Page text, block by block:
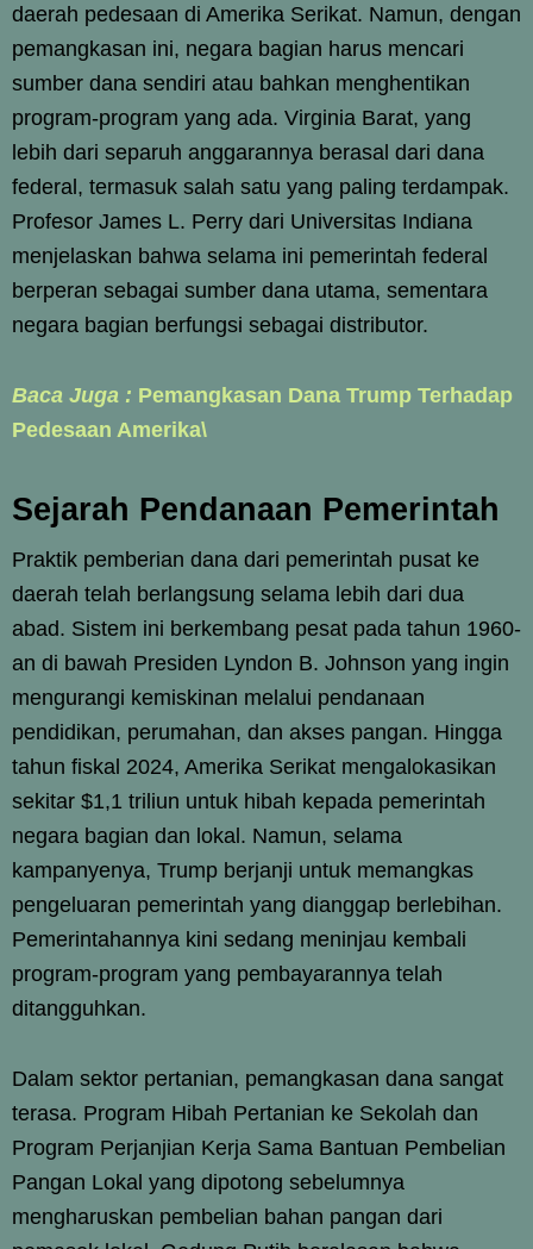
daerah pedesaan di Amerika Serikat. Namun, dengan
pemangkasan ini, negara bagian harus mencari
sumber dana sendiri atau bahkan menghentikan
program-program yang ada. Virginia Barat, yang
lebih dari separuh anggarannya berasal dari dana
federal, termasuk salah satu yang paling terdampak.
Profesor James L. Perry dari Universitas Indiana
menjelaskan bahwa selama ini pemerintah federal
berperan sebagai sumber dana utama, sementara
negara bagian berfungsi sebagai distributor.
Baca Juga : Pemangkasan Dana Trump Terhadap
Pedesaan Amerika\
Sejarah Pendanaan Pemerintah
Praktik pemberian dana dari pemerintah pusat ke
daerah telah berlangsung selama lebih dari dua
abad. Sistem ini berkembang pesat pada tahun 1960-
an di bawah Presiden Lyndon B. Johnson yang ingin
mengurangi kemiskinan melalui pendanaan
pendidikan, perumahan, dan akses pangan. Hingga
tahun fiskal 2024, Amerika Serikat mengalokasikan
sekitar $1,1 triliun untuk hibah kepada pemerintah
negara bagian dan lokal. Namun, selama
kampanyenya, Trump berjanji untuk memangkas
pengeluaran pemerintah yang dianggap berlebihan.
Pemerintahannya kini sedang meninjau kembali
program-program yang pembayarannya telah
ditangguhkan.
Dalam sektor pertanian, pemangkasan dana sangat
terasa. Program Hibah Pertanian ke Sekolah dan
Program Perjanjian Kerja Sama Bantuan Pembelian
Pangan Lokal yang dipotong sebelumnya
mengharuskan pembelian bahan pangan dari